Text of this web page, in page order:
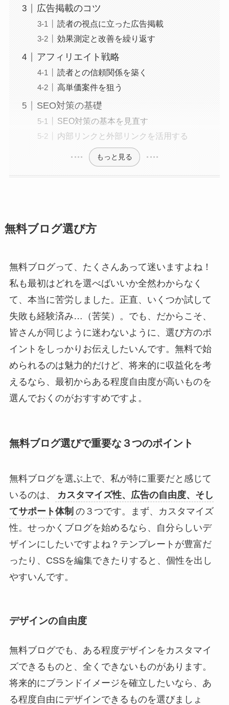
広告掲載のコツ
読者の視点に立った広告掲載
効果測定と改善を繰り返す
アフィリエイト戦略
読者との信頼関係を築く
高単価案件を狙う
SEO対策の基礎
SEO対策の基本を見直す
内部リンクと外部リンクを活用する
もっと見る
無料ブログ選び方
無料ブログって、たくさんあって迷いますよね！
私も最初はどれを選べばいいか全然わからなく
て、本当に苦労しました。正直、いくつか試して
失敗も経験済み…（苦笑）。でも、だからこそ、
皆さんが同じように迷わないように、選び方のポ
イントをしっかりお伝えしたいんです。無料で始
められるのは魅力的だけど、将来的に収益化を考
えるなら、最初からある程度自由度が高いものを
選んでおくのがおすすめですよ。
無料ブログ選びで重要な３つのポイント
無料ブログを選ぶ上で、私が特に重要だと感じて
いるのは、
カスタマイズ性、広告の自由度、そし
てサポート体制 の３つです。まず、カスタマイズ
性。せっかくブログを始めるなら、自分らしいデ
ザインにしたいですよね？テンプレートが豊富だ
ったり、CSSを編集できたりすると、個性を出し
やすいんです。
デザインの自由度
無料ブログでも、ある程度デザインをカスタマイ
ズできるものと、全くできないものがあります。
将来的にブランドイメージを確立したいなら、あ
る程度自由にデザインできるものを選びましょ